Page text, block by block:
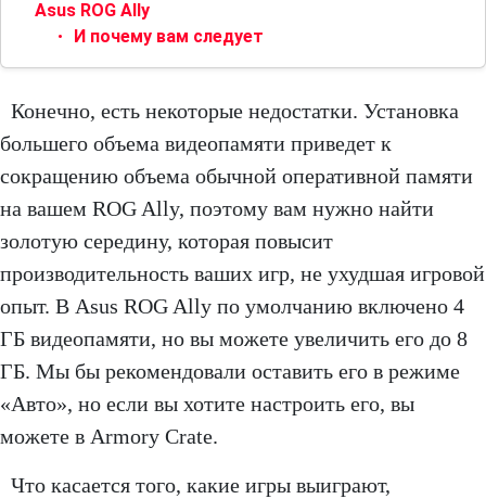
Asus ROG Ally
И почему вам следует
Конечно, есть некоторые недостатки. Установка
большего объема видеопамяти приведет к
сокращению объема обычной оперативной памяти
на вашем ROG Ally, поэтому вам нужно найти
золотую середину, которая повысит
производительность ваших игр, не ухудшая игровой
опыт. В Asus ROG Ally по умолчанию включено 4
ГБ видеопамяти, но вы можете увеличить его до 8
ГБ. Мы бы рекомендовали оставить его в режиме
«Авто», но если вы хотите настроить его, вы
можете в Armory Crate.
Что касается того, какие игры выиграют,